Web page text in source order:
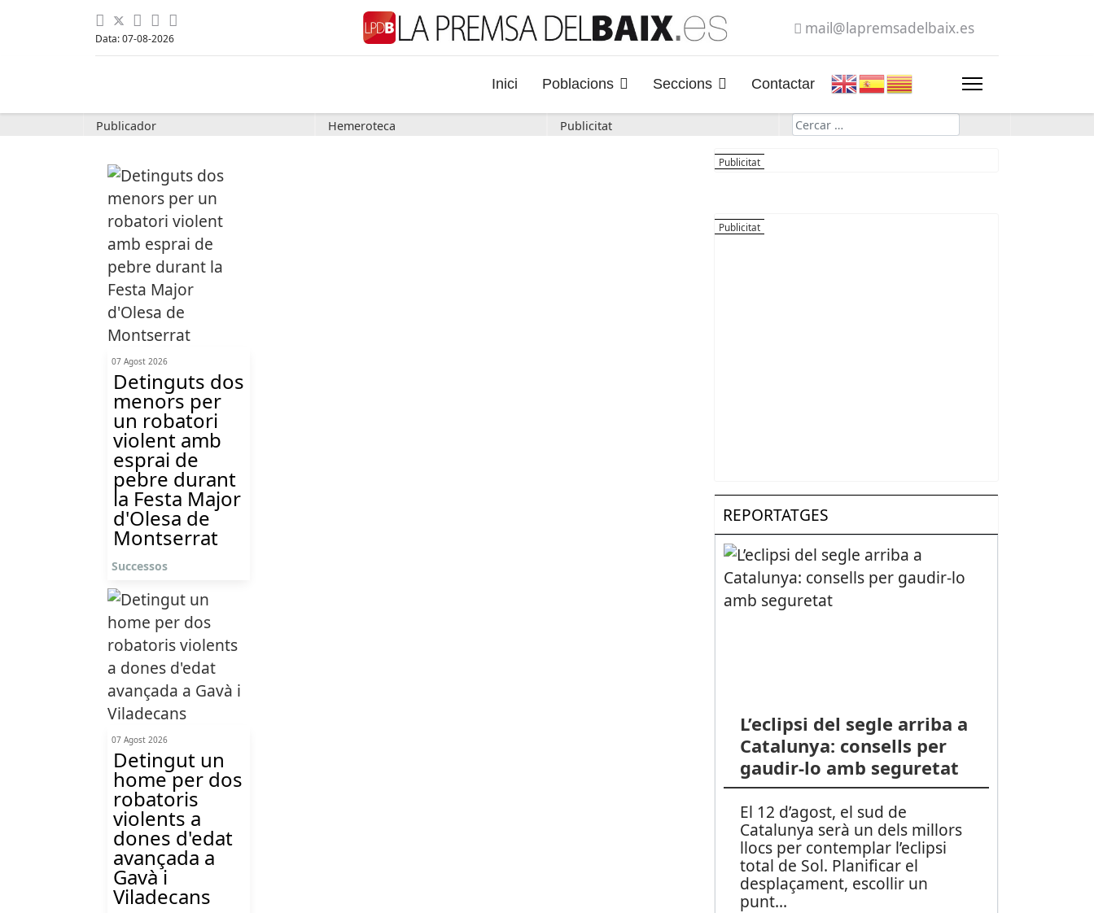
Data: 07-08-2026
mail@lapremsadelbaix.es
Inici Poblacions Seccions Contactar
Publicador Hemeroteca Publicitat Cerca
07 Agost 2026
Detinguts dos
menors per
un robatori
violent amb
esprai de
pebre durant
la Festa Major
d'Olesa de
Montserrat
Successos
07 Agost 2026
Detingut un
home per dos
robatoris
violents a
dones d'edat
avançada a
Gavà i
Viladecans
REPORTATGES
L’eclipsi del segle arriba a
Catalunya: consells per
gaudir-lo amb seguretat
El 12 d’agost, el sud de
Catalunya serà un dels millors
llocs per contemplar l’eclipsi
total de Sol. Planificar el
desplaçament, escollir un
punt...